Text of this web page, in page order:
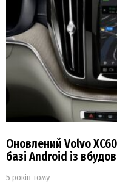
Оновлений Volvo
базі Android із
5 років тому